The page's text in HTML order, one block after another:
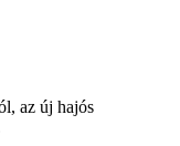
az új hajós